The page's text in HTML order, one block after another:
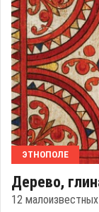
ЭТНОПОЛЕ
Дерево,
12